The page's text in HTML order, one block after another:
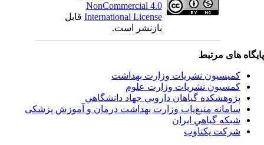
NonCommercial 4.0
International Licenseقابل
بازنشر است.
های مرتبط
کمیسیون نشریات وزارت بهداشت
کمسیون نشریات وزارت علوم
پژوهشكده گياهان دارويي جهاد دانشگاهي
سامانه منبع‌ياب وزارت بهداشت درمان و آموزش پزشکی
شبكه گياهي ايران
شرکت یکتاوب